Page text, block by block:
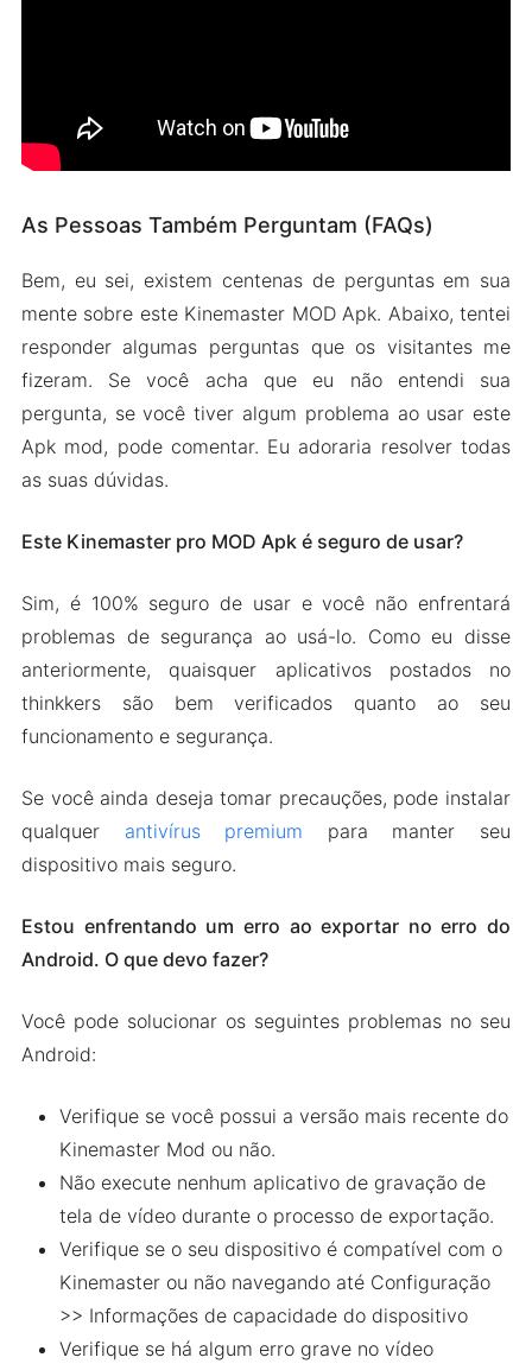
As Pessoas Também Perguntam (FAQs)
Bem, eu sei, existem centenas de perguntas em sua
mente sobre este Kinemaster MOD Apk. Abaixo, tentei
responder algumas perguntas que os visitantes me
fizeram. Se você acha que eu não entendi sua
pergunta, se você tiver algum problema ao usar este
Apk mod, pode comentar. Eu adoraria resolver todas
as suas dúvidas.
Este Kinemaster pro MOD Apk é seguro de usar?
Sim, é 100% seguro de usar e você não enfrentará
problemas de segurança ao usá-lo. Como eu disse
anteriormente, quaisquer aplicativos postados no
thinkkers são bem verificados quanto ao seu
funcionamento e segurança.
Se você ainda deseja tomar precauções, pode instalar
qualquer antivírus premium para manter seu
dispositivo mais seguro.
Estou enfrentando um erro ao exportar no erro do
Android. O que devo fazer?
Você pode solucionar os seguintes problemas no seu
Android:
Verifique se você possui a versão mais recente do
Kinemaster Mod ou não.
Não execute nenhum aplicativo de gravação de
tela de vídeo durante o processo de exportação.
Verifique se o seu dispositivo é compatível com o
Kinemaster ou não navegando até Configuração
>> Informações de capacidade do dispositivo
Verifique se há algum erro grave no vídeo